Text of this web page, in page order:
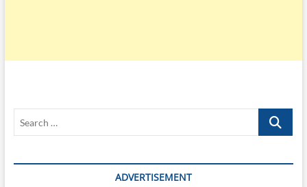
Search
ADVERTISEMENT